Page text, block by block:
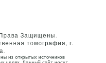
Защищены.
томография, г.
из открытых источников